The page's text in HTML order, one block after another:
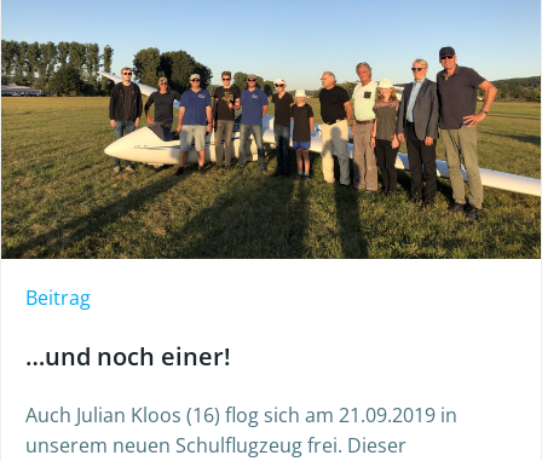
Beitrag
…und noch einer!
Auch Julian Kloos (16) flog sich am 21.09.2019 in
unserem neuen Schulflugzeug frei. Dieser